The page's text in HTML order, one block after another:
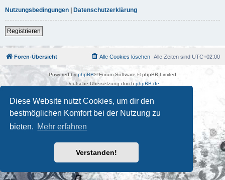
Diese Website nutzt Cookies, um dir den
bestmöglichen Komfort bei der Nutzung zu
bieten. Mehr erfahren
Verstanden!
Nutzungsbedingungen | Datenschutzerklärung
Registrieren
Foren-Übersicht Alle Zeiten sind UTC+02:00
Alle Cookies löschen
Powered byphpBB® Forum Software © phpBB Limited
Deutsche Übersetzung durch phpBB.de
Datenschutz| Nutzungsbedingungen